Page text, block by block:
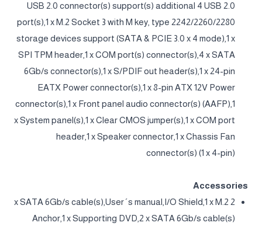
USB 2.0 connector(s) support(s) additional 4 USB 2.0
port(s),1 x M.2 Socket 3 with M key, type 2242/2260/2280
storage devices support (SATA & PCIE 3.0 x 4 mode),1 x
SPI TPM header,1 x COM port(s) connector(s),4 x SATA
6Gb/s connector(s),1 x S/PDIF out header(s),1 x 24-pin
EATX Power connector(s),1 x 8-pin ATX 12V Power
connector(s),1 x Front panel audio connector(s) (AAFP),1
x System panel(s),1 x Clear CMOS jumper(s),1 x COM port
header,1 x Speaker connector,1 x Chassis Fan
connector(s) (1 x 4-pin)
Accessories
2 x SATA 6Gb/s cable(s),User´s manual,I/O Shield,1 x M.2
Anchor,1 x Supporting DVD,2 x SATA 6Gb/s cable(s)